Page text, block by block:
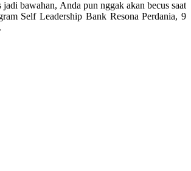
bawahan, Anda pun nggak akan becus saat
Self Leadership Bank Resona Perdania, 9